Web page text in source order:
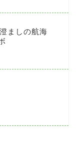
ましの航海